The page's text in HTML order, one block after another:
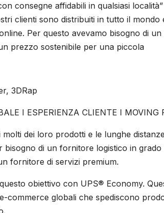
consegne affidabili in qualsiasi
clienti sono distribuiti in tutto il
Per questo avevamo bisogno di
prezzo sostenibile per una piccola
3DRap
I ESPERIENZA CLIENTE I MOVING
molti dei loro prodotti e le lunghe
bisogno di un fornitore logistico in
fornitore di servizi premium.
obiettivo con UPS® Economy.
commerce globali che spediscono